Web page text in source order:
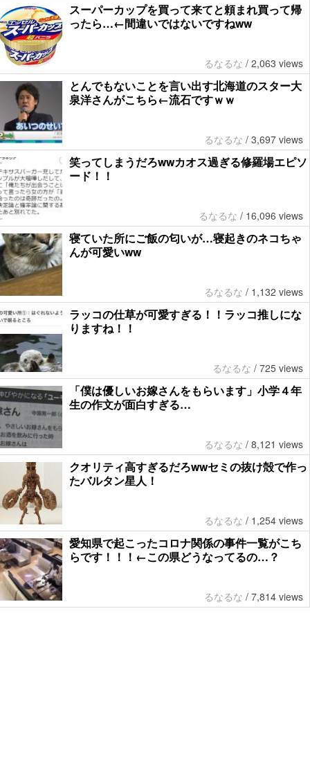
スーパーカップを買って来てと頼まれ買って帰
ったら…←間違いではないですねww
るなるな / 2,063 views
とんでもないことを言い出す北海道のスター大
泉洋さんがこちら←流石ですｗｗ
るなるな / 3,697 views
笑ってしまうだろwwカオス過ぎる修羅場エピソ
ード！！
るなるな / 16,096 views
寝ていた所にご飯の匂いが…寝起きのネコちゃ
んが可愛いww
るなるな / 1,132 views
ラッコの仕草が可愛すぎる！！ラッコ推しにな
りますね！！
るなるな / 725 views
「僕は優しいお嫁さんをもらいます」小学４年
生の作文が面白すぎる…
るなるな / 8,121 views
クオリティ高すぎるだろwwセミの抜け殻で作っ
たバルタン星人！
るなるな / 1,254 views
愛知県で起こったコロナ関係の事件一覧がこち
らです！！！←この県どうなってるの…？
るなるな / 7,814 views